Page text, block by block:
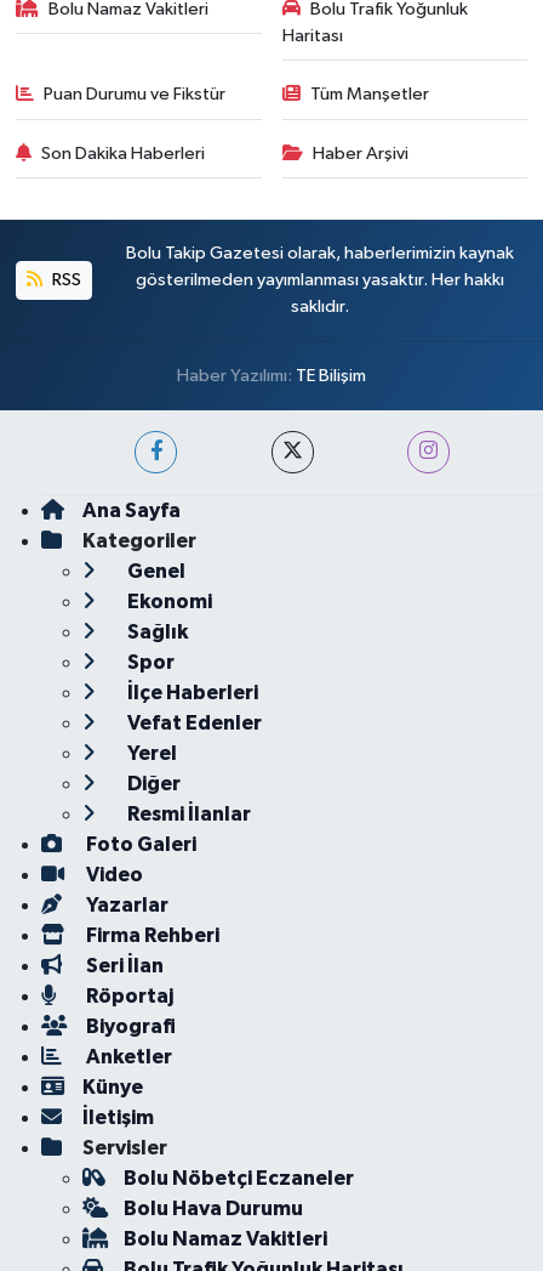
Bolu Namaz Vakitleri
Bolu Trafik Yoğunluk
Haritası
Puan Durumu ve Fikstür Tüm Manşetler
Son Dakika Haberleri Haber Arşivi
RSS
Bolu Takip Gazetesi olarak, haberlerimizin kaynak
gösterilmeden yayımlanması yasaktır. Her hakkı
saklıdır.
Haber Yazılımı: TE Bilişim
Ana Sayfa
Kategoriler
Genel
Ekonomi
Sağlık
Spor
İlçe Haberleri
Vefat Edenler
Yerel
Diğer
Resmi İlanlar
Foto Galeri
Video
Yazarlar
Firma Rehberi
Seri İlan
Röportaj
Biyografi
Anketler
Künye
İletişim
Servisler
Bolu Nöbetçi Eczaneler
Bolu Hava Durumu
Bolu Namaz Vakitleri